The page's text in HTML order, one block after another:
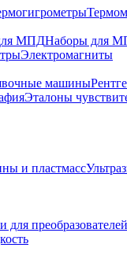
МПДНаборы для
Электромагниты
машины
Эталоны
и пластмасс
для преобразователей